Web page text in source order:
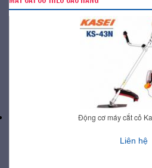
Động cơ máy cắt cỏ
Liên hệ